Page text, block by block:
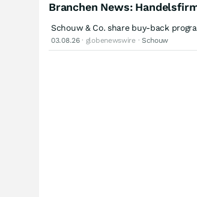
Branchen News:
Schouw & Co. share buy-back
03.08.26· globenewswire · Schouw